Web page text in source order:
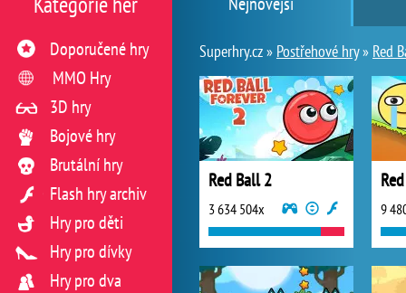
Superhry.cz » Postřehové hry» Red
Red Ball 2
3 634 504x 9
Doporučené hry
MMO Hry
3D hry
Bojové hry
Brutální hry
Flash hry archiv
Hry pro děti
Hry pro dívky
Hry pro dva